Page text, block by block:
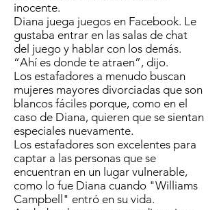
inocente.
Diana juega juegos en Facebook. Le
gustaba entrar en las salas de chat
del juego y hablar con los demás.
“Ahí es donde te atraen”, dijo.
Los estafadores a menudo buscan
mujeres mayores divorciadas que son
blancos fáciles porque, como en el
caso de Diana, quieren que se sientan
especiales nuevamente.
Los estafadores son excelentes para
captar a las personas que se
encuentran en un lugar vulnerable,
como lo fue Diana cuando "Williams
Campbell" entró en su vida.